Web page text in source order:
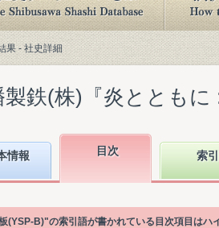
果 - 社史詳細
製鉄(株)『炎ととも
情報 目次 索引
(YSP-B)"の索引語が書かれている目次項目はハ